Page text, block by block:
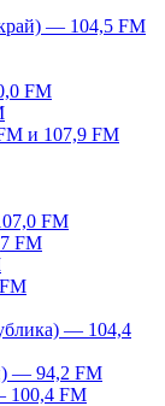
— 104,5 FM
FM
и 107,9 FM
FM
FM
— 104,4
— 94,2 FM
100,4 FM